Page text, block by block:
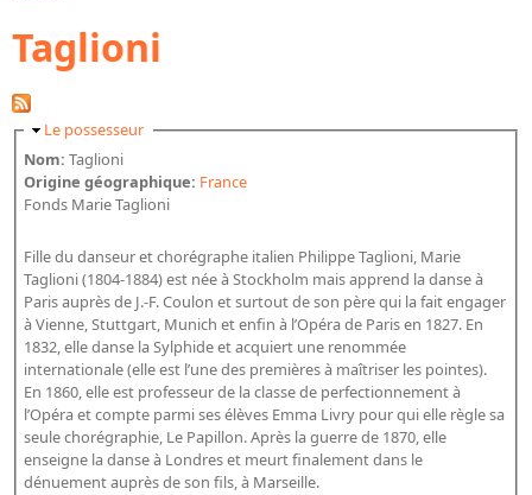
Ressources documentaires
Archives orales
Bibliographies
Bibliographie sur la BnF
France
Dictionnaire de la BnF
Dictionnaire BnF : recherche avancée
Dictionnaire BnF : index
Dictionnaire des fonds spéciaux et des principales collections et
provenances
Taglioni
Masquer
Le possesseur
Nom:Taglioni
Origine géographique: France
Fonds Marie Taglioni
Fille du danseur et chorégraphe italien Philippe Taglioni, Marie
Taglioni (1804-1884) est née à Stockholm mais apprend la danse à
Paris auprès de J.-F. Coulon et surtout de son père qui la fait engager
à Vienne, Stuttgart, Munich et enfin à l’Opéra de Paris en 1827. En
1832, elle danse la Sylphide et acquiert une renommée
internationale (elle est l’une des premières à maîtriser les pointes).
En 1860, elle est professeur de la classe de perfectionnement à
l’Opéra et compte parmi ses élèves Emma Livry pour qui elle règle sa
seule chorégraphie, Le Papillon. Après la guerre de 1870, elle
enseigne la danse à Londres et meurt finalement dans le
dénuement auprès de son fils, à Marseille.